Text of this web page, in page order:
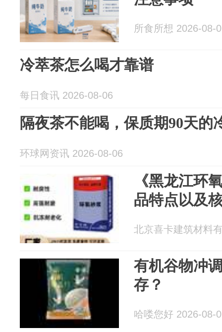
所食所想 2026-08-
冷萃茶怎么喝才靠谱
每日食讯 2026-08-06
隔夜茶不能喝，保质期90天的
环球网资讯 2026-08-06
《黑龙江环
品特点以及
北京喜卡建筑材料
有机谷物冲
存？
哈喽您好 2026-08-